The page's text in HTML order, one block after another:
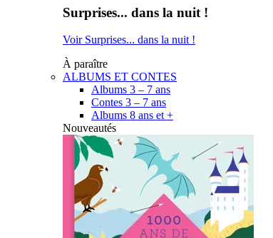
Surprises... dans la nuit !
Voir Surprises... dans la nuit !
À paraître
ALBUMS ET CONTES
Albums 3 – 7 ans
Contes 3 – 7 ans
Albums 8 ans et +
Nouveautés